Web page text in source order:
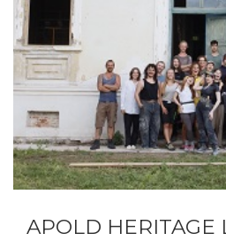
APOLD HERITAGE